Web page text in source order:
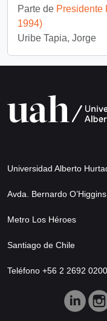
Parte de Presidente
1994)
Uribe Tapia, Jorge
Universidad Alberto
Avda. Bernardo
Metro Los Héroes
Santiago de Chile
Teléfono +56 2 2692 0200